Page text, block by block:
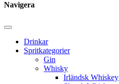
Navigera
Drinkar
Spritkategorier
Gin
Whisky
Irländsk Whiskey